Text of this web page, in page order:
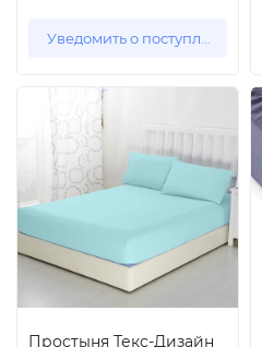
Уведомить о поступлении
Простыня Текс-Дизайн